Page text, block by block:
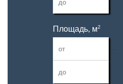
Площадь, м2
—